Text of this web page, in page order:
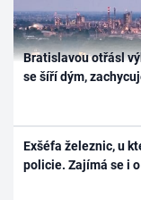
Bratislavou otřásl
se šíří dým,
Exšéfa železnic, u
policie. Zajímá se i